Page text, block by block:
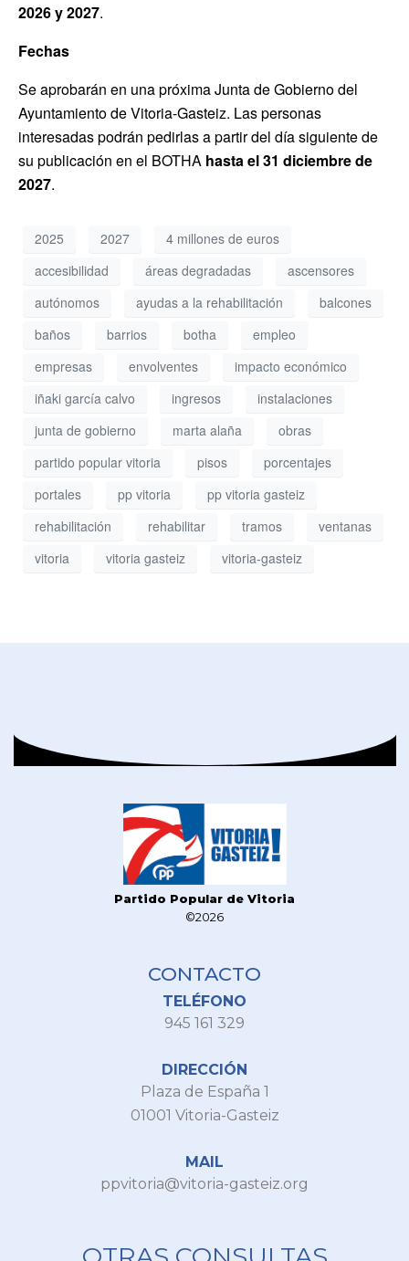
2026 y 2027.
Fechas
Se aprobarán en una próxima Junta de Gobierno del
Ayuntamiento de Vitoria-Gasteiz. Las personas
interesadas podrán pedirlas a partir del día siguiente de
su publicación en el BOTHA hasta el 31 diciembre de
2027.
2025 2027
4 millones de euros
accesibilidad
áreas degradadas
ascensores
autónomos
ayudas a la rehabilitación
balcones
baños
barrios botha
empleo
empresas
envolventes
impacto económico
iñaki garcía calvo
ingresos
instalaciones
junta de gobierno
marta alaña
obras
partido popular vitoria
pisos
porcentajes
portales
pp vitoria
pp vitoria gasteiz
rehabilitación
rehabilitar tramos
ventanas
vitoria
vitoria gasteiz vitoria-gasteiz
Partido Popular de Vitoria
©2026
CONTACTO
TELÉFONO
945 161 329
DIRECCIÓN
Plaza de España 1
01001 Vitoria-Gasteiz
MAIL
ppvitoria@vitoria-gasteiz.org